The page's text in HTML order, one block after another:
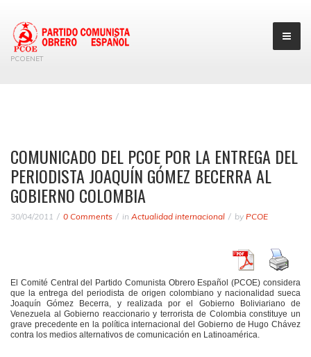
PCOENET
COMUNICADO DEL PCOE POR LA ENTREGA DEL
PERIODISTA JOAQUÍN GÓMEZ BECERRA AL
GOBIERNO COLOMBIA
30/04/2011 0 Comments in Actualidad internacional by PCOE
El Comité Central del Partido Comunista Obrero Español (PCOE) considera
que la entrega del periodista de origen colombiano y nacionalidad sueca
Joaquín Gómez Becerra, y realizada por el Gobierno Boliviariano de
Venezuela al Gobierno reaccionario y terrorista de Colombia constituye un
grave precedente en la política internacional del Gobierno de Hugo Chávez
contra los medios alternativos de comunicación en Latinoamérica.